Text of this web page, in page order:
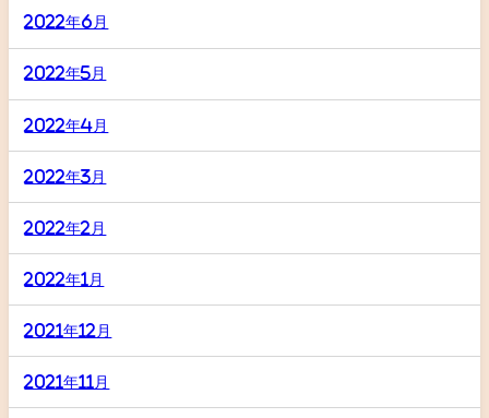
2022年6月
2022年5月
2022年4月
2022年3月
2022年2月
2022年1月
2021年12月
2021年11月